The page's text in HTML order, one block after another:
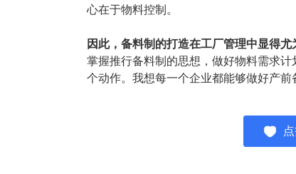
心在于物料控制。
因此，备料制的打造在工厂管理中显得尤
掌握推行备料制的思想，做好物料需求
个动作。我想每一个企业都能够做好产前